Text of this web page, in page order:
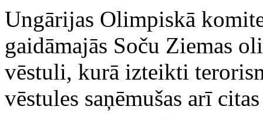
Ungārijas Olimpiskā
gaidāmajās Soču Ziemas
vēstuli, kurā izteikti
vēstules saņēmušas arī